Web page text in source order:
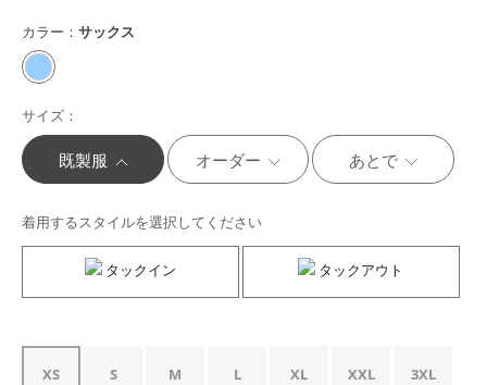
カラー： サックス
サイズ：
既製服 オーダー あとで
着用するスタイルを選択してください
タックイン タックアウト
XS S M L XL XXL 3XL